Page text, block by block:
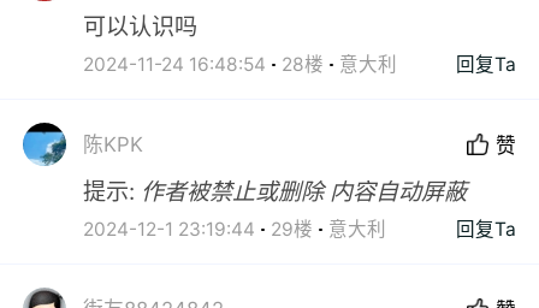
可以认识吗
2024-11-24 16:48:54 28楼 意大利 回复Ta
陈KPK 赞
提示: 作者被禁止或删除 内容自动屏蔽
2024-12-1 23:19:44 29楼 意大利 回复Ta